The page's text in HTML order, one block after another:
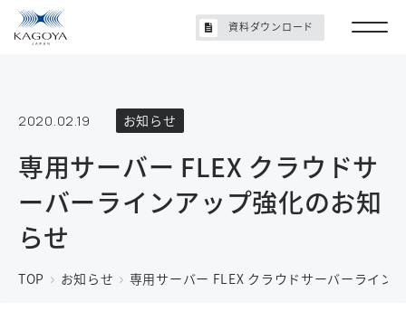
2020.02.19 お知らせ
専用サーバー FLEX クラウドサ
ーバーラインアップ強化のお知
らせ
TOP お知らせ 専用サーバー FLEX クラウドサーバーライン
資料ダウンロード